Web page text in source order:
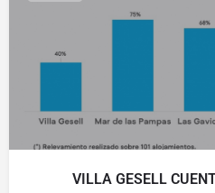
VILLA GESELL